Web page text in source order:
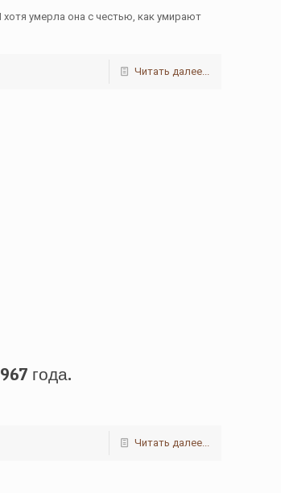
умерла она с честью, как умирают
Читать далее...
года.
Читать далее...